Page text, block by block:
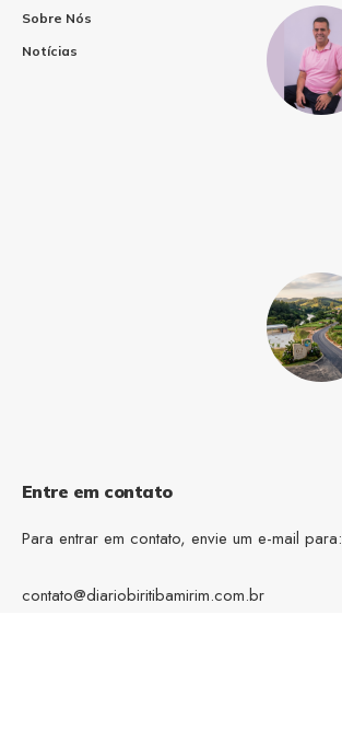
Sobre Nós
Notícias
Entre em contato
Para entrar em contato, envie um e-mail para:
contato@diariobiritibamirim.com.br